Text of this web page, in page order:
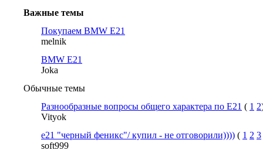
Важные темы
Покупаем BMW E21
melnik
BMW E21
Joka
Обычные темы
Разнообразные вопросы общего характера по E21 ( 1 2
Vityok
е21 "черный феникс"/ купил - не отговорили)))) ( 1 2 3
soft999